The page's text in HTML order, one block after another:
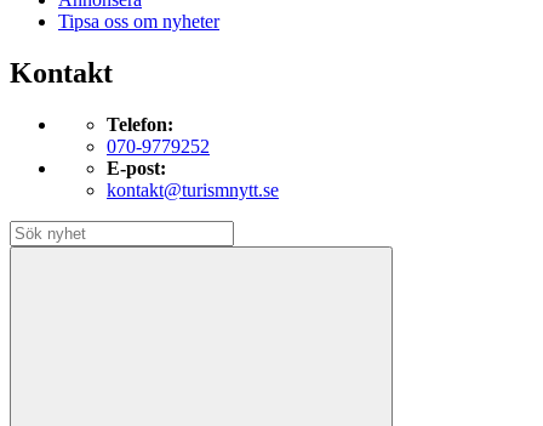
Tipsa oss om nyheter
Kontakt
Telefon:
070-9779252
E-post:
kontakt@turismnytt.se